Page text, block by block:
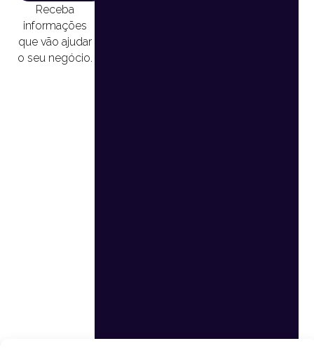
Receba
informações
que vão ajudar
o seu negócio.